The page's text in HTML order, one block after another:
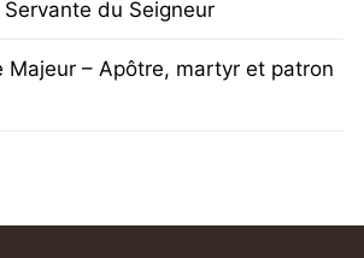
du Seigneur
Majeur – Apôtre, martyr et patron